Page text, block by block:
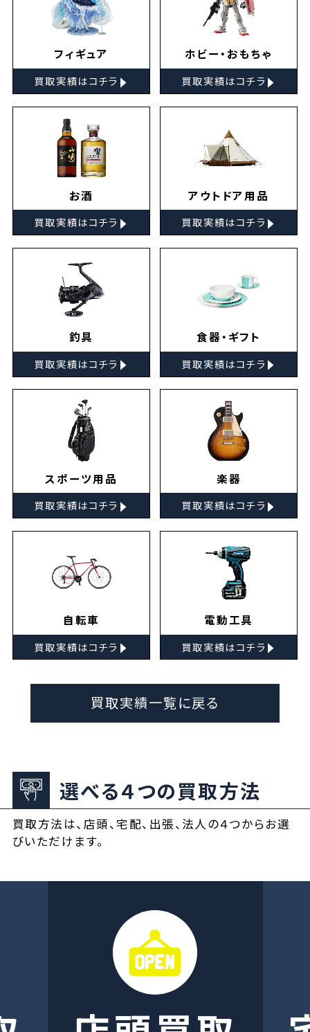
フィギュア
買取実績はコチラ ▸
ホビー・おもちゃ
買取実績はコチラ ▸
お酒
買取実績はコチラ ▸
アウトドア用品
買取実績はコチラ ▸
釣具
買取実績はコチラ ▸
食器・ギフト
買取実績はコチラ ▸
スポーツ用品
買取実績はコチラ ▸
楽器
買取実績はコチラ ▸
自転車
買取実績はコチラ ▸
電動工具
買取実績はコチラ ▸
買取実績一覧に戻る
選べる４つの買取方法
買取方法は、店頭、宅配、出張、法人の４つからお選
びいただけます。